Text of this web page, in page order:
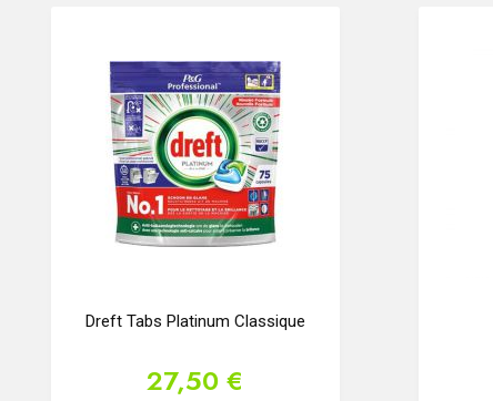
Dreft Tabs Platinum Classique
27,50 €